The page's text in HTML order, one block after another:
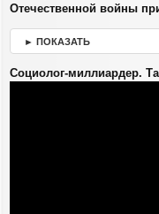
Отечественной войны
► ПОКАЗАТЬ
Социолог-миллиардер.